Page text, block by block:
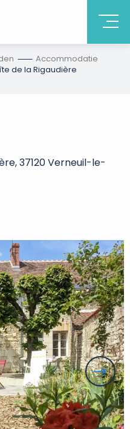
Accommodatie
de la Rigaudière
37120 Verneuil-le-